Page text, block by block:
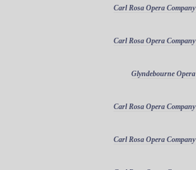
Carl Rosa Opera Company
Carl Rosa Opera Company
Glyndebourne Opera
Carl Rosa Opera Company
Carl Rosa Opera Company